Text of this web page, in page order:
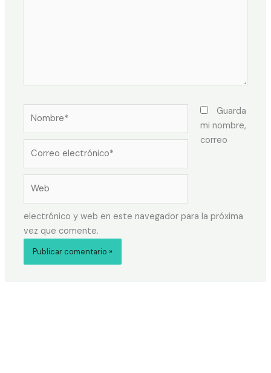
Guarda
mi nombre,
correo
electrónico y web en este navegador para la próxima
vez que comente.